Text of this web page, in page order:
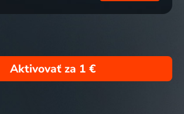
Aktivovať za 1 €